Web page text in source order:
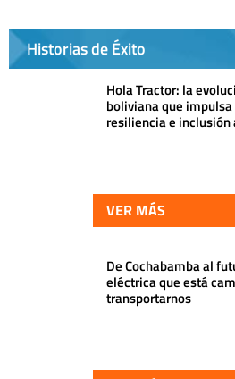
Historias de Éxito
Hola Tractor: la
boliviana que
resiliencia e inclusión
VER MÁS
De Cochabamba al
eléctrica que está
transportarnos